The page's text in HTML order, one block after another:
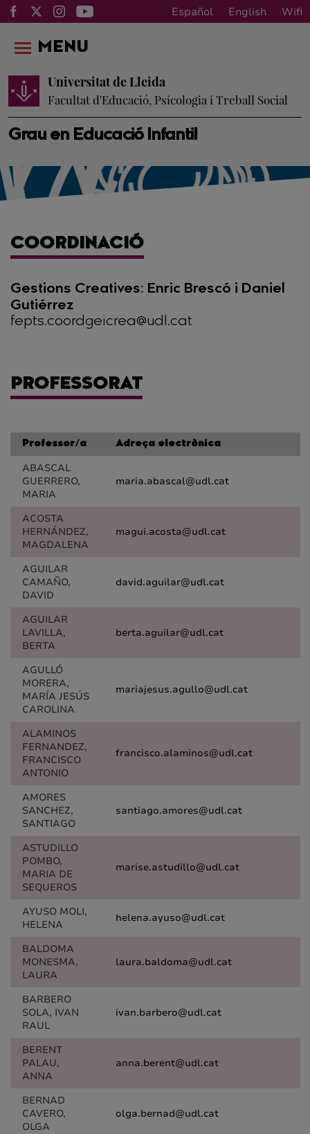
Español English Wifi
Grau en Educació Infantil
Universitat de Lleida
Facultat d'Educació, Psicologia i Treball Social
MENU
COORDINACIÓ
Gestions Creatives: Enric Brescó i Daniel
Gutiérrez
fepts.coordgeicrea@udl.cat
PROFESSORAT
Professor/a Adreça electrònica
ABASCAL
GUERRERO,
MARIA
maria.abascal@udl.cat
ACOSTA
HERNÁNDEZ,
MAGDALENA
magui.acosta@udl.cat
AGUILAR
CAMAÑO,
DAVID
david.aguilar@udl.cat
AGUILAR
LAVILLA,
BERTA
berta.aguilar@udl.cat
AGULLÓ
MORERA,
MARÍA JESÚS
CAROLINA
mariajesus.agullo@udl.cat
ALAMINOS
FERNANDEZ,
FRANCISCO
ANTONIO
francisco.alaminos@udl.cat
AMORES
SANCHEZ,
SANTIAGO
santiago.amores@udl.cat
ASTUDILLO
POMBO,
MARIA DE
SEQUEROS
marise.astudillo@udl.cat
AYUSO MOLI,
HELENA
helena.ayuso@udl.cat
BALDOMA
MONESMA,
LAURA
laura.baldoma@udl.cat
BARBERO
SOLA, IVAN
RAUL
ivan.barbero@udl.cat
BERENT
PALAU,
ANNA
anna.berent@udl.cat
BERNAD
CAVERO,
OLGA
olga.bernad@udl.cat